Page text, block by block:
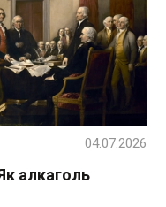
алкаголь
04.07.2026